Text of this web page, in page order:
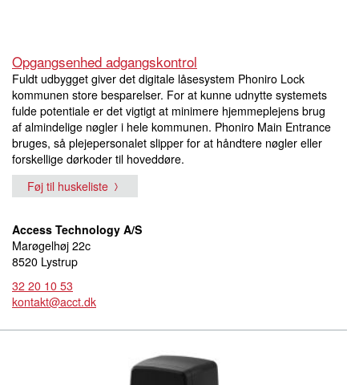
Opgangsenhed adgangskontrol
Fuldt udbygget giver det digitale låsesystem Phoniro Lock
kommunen store besparelser. For at kunne udnytte systemets
fulde potentiale er det vigtigt at minimere hjemmeplejens brug
af almindelige nøgler i hele kommunen. Phoniro Main Entrance
bruges, så plejepersonalet slipper for at håndtere nøgler eller
forskellige dørkoder til hoveddøre.
Føj til huskeliste
Access Technology A/S
Marøgelhøj 22c
8520 Lystrup
32 20 10 53
kontakt@acct.dk